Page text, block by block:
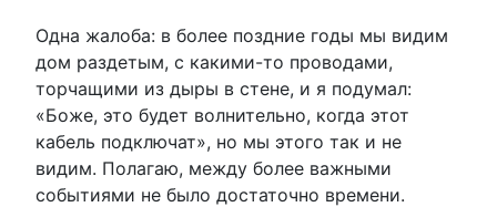
Одна жалоба: в более поздние годы мы видим
дом раздетым, с какими-то проводами,
торчащими из дыры в стене, и я подумал:
«Боже, это будет волнительно, когда этот
кабель подключат», но мы этого так и не
видим. Полагаю, между более важными
событиями не было достаточно времени.